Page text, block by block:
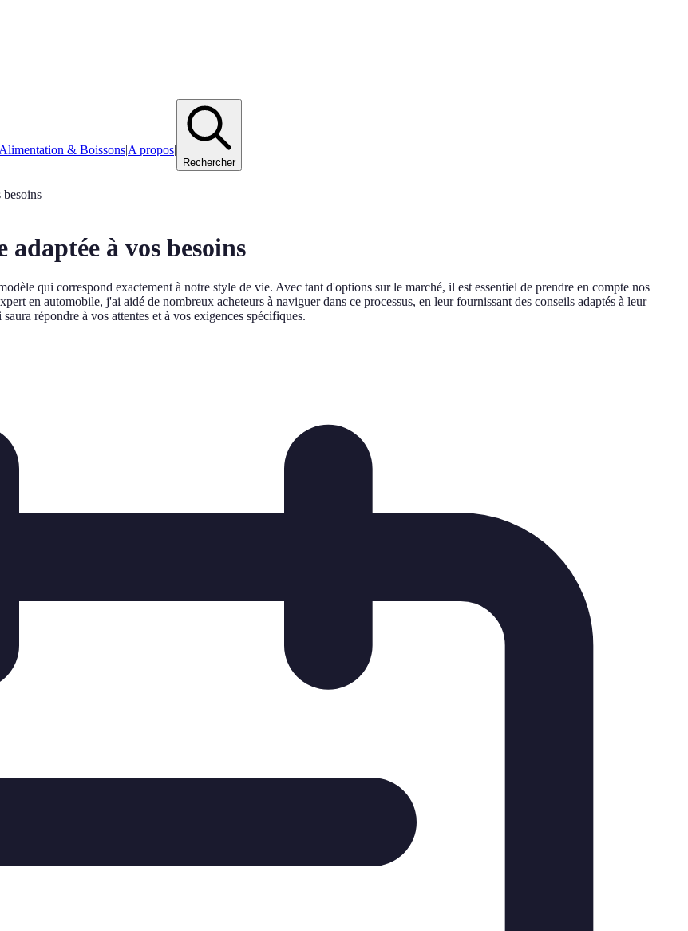
Alimentation & Boissons|A propos|
Rechercher
à vos besoins
qui correspond exactement à notre style de vie. Avec tant d'options sur le marché, il est essentiel de prendre en compte nos
en automobile, j'ai aidé de nombreux acheteurs à naviguer dans ce processus, en leur fournissant des conseils adaptés à leur
répondre à vos attentes et à vos exigences spécifiques.